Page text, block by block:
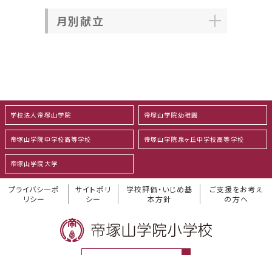
月別献立
学校法人帝塚山学院 帝塚山学院幼稚園
帝塚山学院中学校高等学校 帝塚山学院泉ヶ丘中学校高等学校
帝塚山学院大学
プライバシ―ポ
リシー
サイトポリ
シー
学校評価・いじめ基
本方針
ご支援をお考え
の方へ